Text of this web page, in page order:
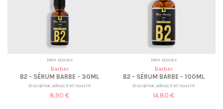
Men stories
Barber
B2 - SÉRUM BARBE - 30ML
Discipline, adoucit et nourrit
8,90 €
Men stories
Barber
B2 - SÉRUM BARBE - 100ML
Discipline, adoucit et nourrit
14,80 €